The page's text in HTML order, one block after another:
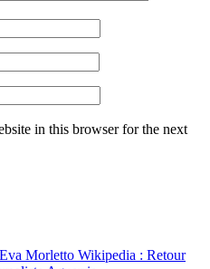
in this browser for the next
Eva Morletto Wikipedia : Retour